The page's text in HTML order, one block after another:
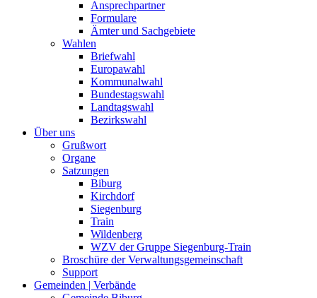
Ansprechpartner
Formulare
Ämter und Sachgebiete
Wahlen
Briefwahl
Europawahl
Kommunalwahl
Bundestagswahl
Landtagswahl
Bezirkswahl
Über uns
Grußwort
Organe
Satzungen
Biburg
Kirchdorf
Siegenburg
Train
Wildenberg
WZV der Gruppe Siegenburg-Train
Broschüre der Verwaltungsgemeinschaft
Support
Gemeinden | Verbände